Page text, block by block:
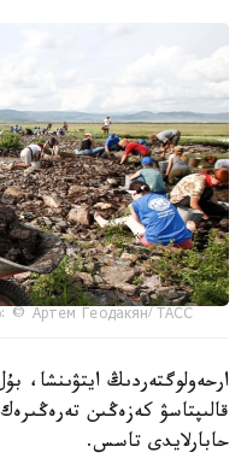
© Артем Геодакян/ ТАСС
ارحەولوگتەردىڭ ايتۋىنشا،
قالىپتاسۋ كەزەڭىن
حابارلايدى تاسس.